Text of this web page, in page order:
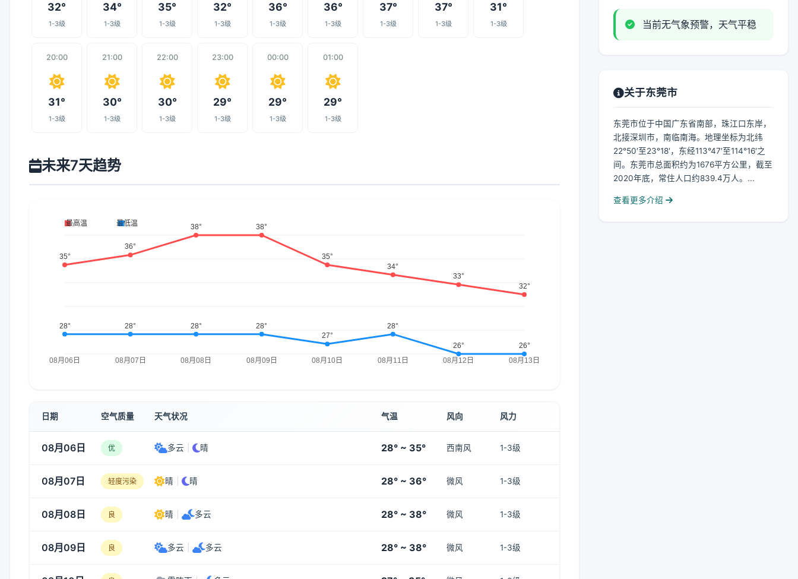
32°
1-3级
34°
1-3级
35°
1-3级
32°
1-3级
36°
1-3级
36°
1-3级
37°
1-3级
37°
1-3级
31°
1-3级
20:00
31°
1-3级
21:00
30°
1-3级
22:00
30°
1-3级
23:00
29°
1-3级
00:00
29°
1-3级
01:00
29°
1-3级
未来7天趋势
日期 空气质量 天气状况 气温 风向 风力
08月06日 优 多云 晴 28° ~ 35° 西南风 1-3级
08月07日 轻度污染 晴 晴 28° ~ 36° 微风 1-3级
08月08日 良 晴 多云 28° ~ 38° 微风 1-3级
08月09日 良 多云 多云 28° ~ 38° 微风 1-3级
当前无气象预警，天气平稳
关于东莞市
东莞市位于中国广东省南部，珠江口东岸，
北接深圳市，南临南海。地理坐标为北纬
22°50′至23°18′，东经113°47′至114°16′之
间。东莞市总面积约为1676平方公里，截至
2020年底，常住人口约839.4万人。...
查看更多介绍